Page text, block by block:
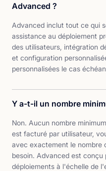
Advanced ?
Advanced inclut tout ce qui
assistance au déploiement
des utilisateurs, intégration
et configuration
personnalisées le cas
Y a-t-il un nombre
Non. Aucun nombre
est facturé par utilisateur,
avec exactement le nombre
besoin. Advanced est conçu
déploiements à l'échelle de